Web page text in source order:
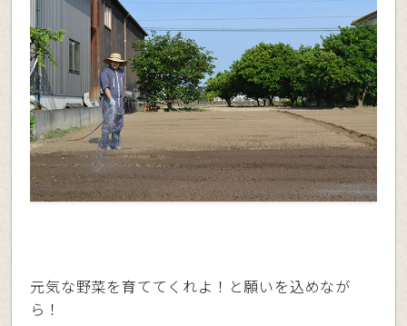
元気な野菜を育ててくれよ！と願いを込めなが
ら！